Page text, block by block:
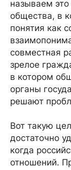
называем
общества, в
понятия как
совместная
зрелое
в котором
органы
решают
Вот такую
достаточно
когда
отношений.